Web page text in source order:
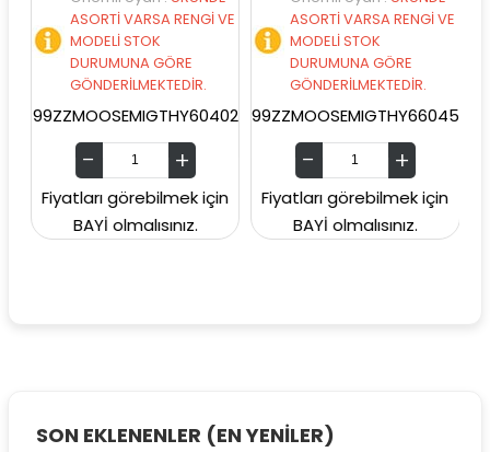
ASORTİ VARSA RENGİ VE
MODELİ STOK
DURUMUNA GÖRE
GÖNDERİLMEKTEDİR.
görebilmek için
BAYİ olmalısınız.
ASORTİ VARSA RENGİ VE
MODELİ STOK
DURUMUNA GÖRE
GÖNDERİLMEKTEDİR.
99ZZMOOSEMIGTHY66045
Fiyatları görebilmek için
BAYİ olmalısınız.
SON EKLENENLER (EN YENİLER)